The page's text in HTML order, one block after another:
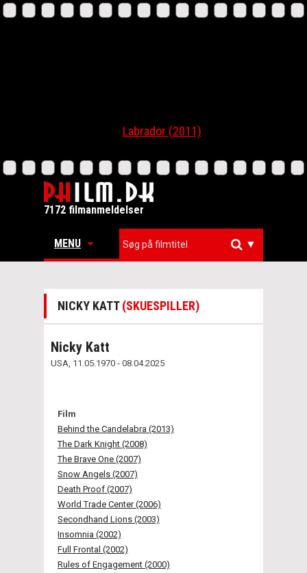
Labrador (2011)
7172 filmanmeldelser
MENU ▼
NICKY KATT(SKUESPILLER)
Nicky Katt
USA, 11.05.1970 - 08.04.2025
Film
Behind the Candelabra (2013)
The Dark Knight (2008)
The Brave One (2007)
Snow Angels (2007)
Death Proof (2007)
World Trade Center (2006)
Secondhand Lions (2003)
Insomnia (2002)
Full Frontal (2002)
Rules of Engagement (2000)